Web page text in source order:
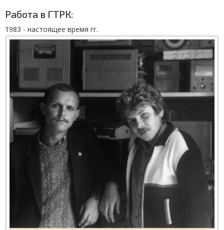
Работа в ГТРК:
1983 - настоящее время гг.